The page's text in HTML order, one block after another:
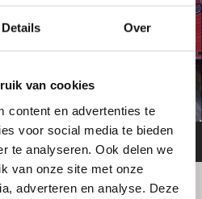
Details Over
van cookies
content en advertenties te
voor social media te bieden
te analyseren. Ook delen we
van onze site met onze
adverteren en analyse. Deze